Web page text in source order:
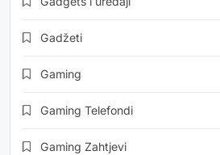
Gadžeti
Gaming
Gaming Telefondi
Gaming Zahtjevi